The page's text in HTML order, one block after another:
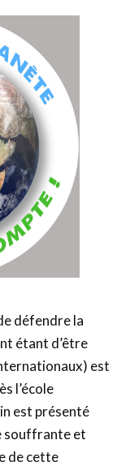
défendre la
étant d’être
est
l’école
est présenté
souffrante et
de cette